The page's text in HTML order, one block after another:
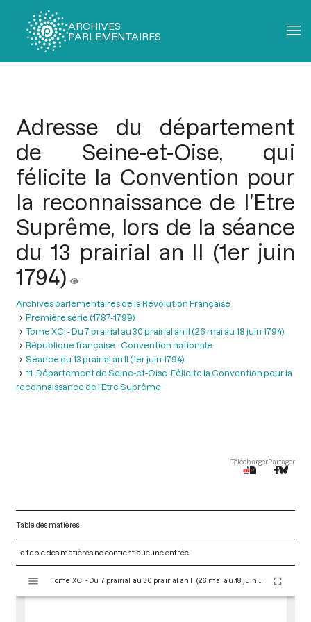
ARCHIVES
PARLEMENTAIRES
Adresse du département
de Seine-et-Oise, qui
félicite la Convention pour
la reconnaissance de l’Etre
Suprême, lors de la séance
du 13 prairial an II (1er juin
1794)
Archives parlementaires de la Révolution Française
Première série (1787-1799)
Tome XCI - Du 7 prairial au 30 prairial an II (26 mai au 18 juin 1794)
République française - Convention nationale
Séance du 13 prairial an II (1er juin 1794)
11. Département de Seine-et-Oise. Félicite la Convention pour la
reconnaissance de l’Etre Suprême
TéléchargerPartager
Table des matières
La table des matières ne contient aucune entrée.
s